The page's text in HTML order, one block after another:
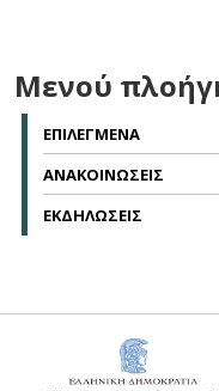
Μενού
ΕΠΙΛΕΓΜΕΝΑ
ΑΝΑΚΟΙΝΩΣΕΙΣ
ΕΚΔΗΛΩΣΕΙΣ